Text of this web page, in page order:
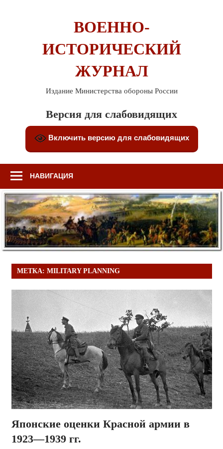
ВОЕННО-
ИСТОРИЧЕСКИЙ
ЖУРНАЛ
Издание Министерства обороны России
Версия для слабовидящих
Включить версию для слабовидящих
НАВИГАЦИЯ
МЕТКА: MILITARY PLANNING
Японские оценки Красной армии в
1923—1939 гг.